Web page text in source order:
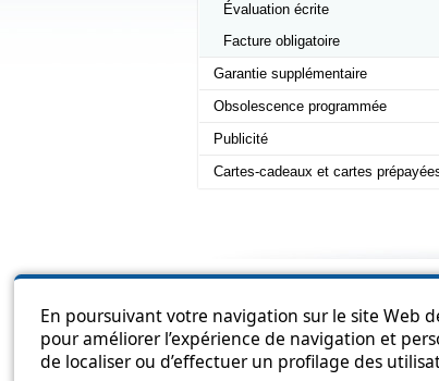
En poursuivant votre navigation sur le site Web
pour améliorer l’expérience de navigation et
de localiser ou d’effectuer un profilage des
Évaluation écrite
Facture obligatoire
Garantie supplémentaire
Obsolescence programmée
Publicité
Cartes-cadeaux et cartes